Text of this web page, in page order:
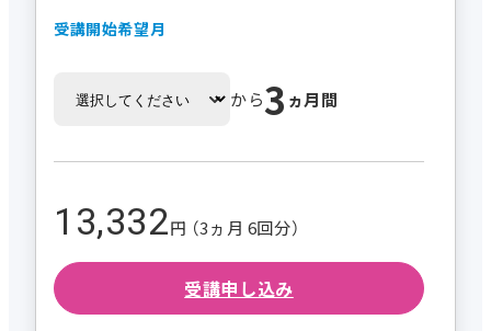
受講開始希望月
から3 ヵ月間
13,332円 （3ヵ月 6回分）
受講申し込み